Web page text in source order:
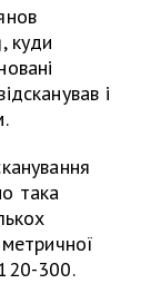
куди
і
така
300.